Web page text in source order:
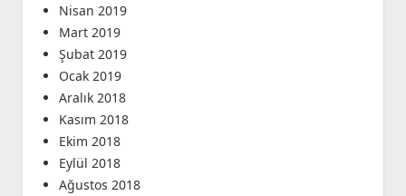
Nisan 2019
Mart 2019
Şubat 2019
Ocak 2019
Aralık 2018
Kasım 2018
Ekim 2018
Eylül 2018
Ağustos 2018